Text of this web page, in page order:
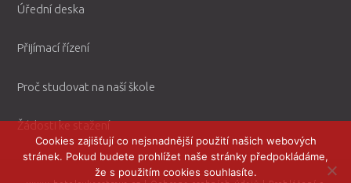
Úřední deska
Přijímací řízení
Proč studovat na naší škole
Žádosti ke stažení
Cookies zajišťují co nejsnadnější použití našich webových
stránek. Pokud budete prohlížet naše stránky předpokládáme,
že s použitím cookies souhlasíte.